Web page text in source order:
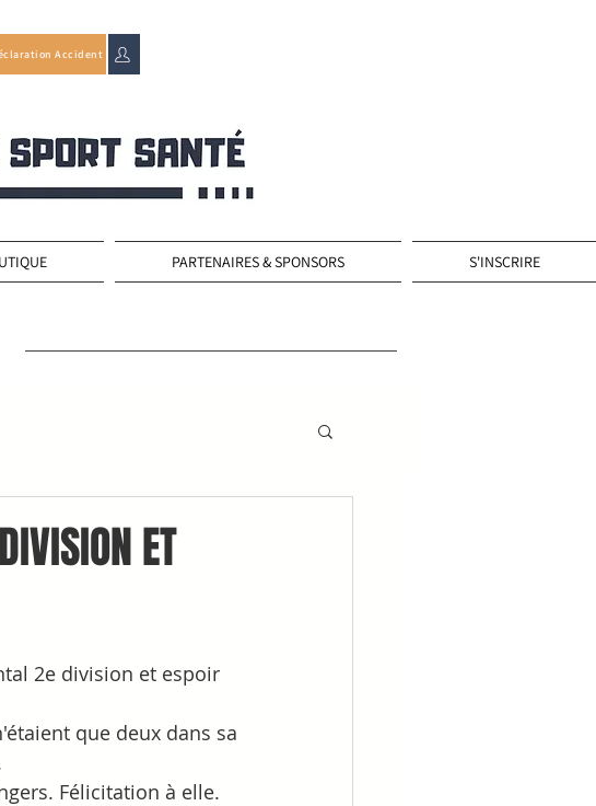
Accident
PARTENAIRES & SPONSORS S'INSCRIRE
ET
2e division et espoir
que deux dans sa
Félicitation à elle.